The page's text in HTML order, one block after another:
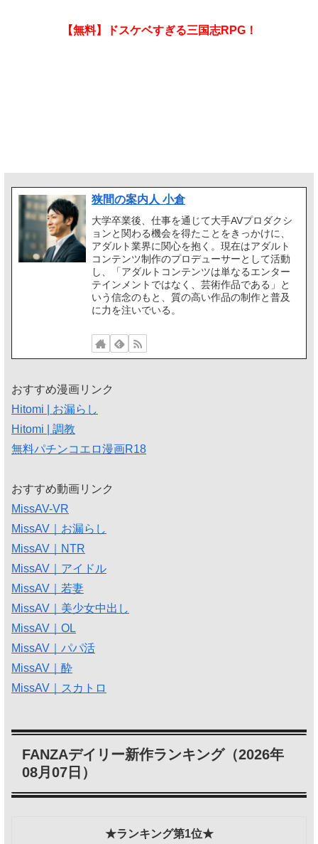
【無料】ドスケベすぎる三国志RPG！
狭間の案内人 小倉
大学卒業後、仕事を通じて大手AVプロダクシ
ョンと関わる機会を得たことをきっかけに、
アダルト業界に関心を抱く。現在はアダルト
コンテンツ制作のプロデューサーとして活動
し、「アダルトコンテンツは単なるエンター
テインメントではなく、芸術作品である」と
いう信念のもと、質の高い作品の制作と普及
に力を注いでいる。
おすすめ漫画リンク
Hitomi | お漏らし
Hitomi | 調教
無料パチンコエロ漫画R18
おすすめ動画リンク
MissAV-VR
MissAV｜お漏らし
MissAV｜NTR
MissAV｜アイドル
MissAV｜若妻
MissAV｜美少女中出し
MissAV｜OL
MissAV｜パパ活
MissAV｜酔
MissAV｜スカトロ
FANZAデイリー新作ランキング（2026年
08月07日）
★ランキング第1位★